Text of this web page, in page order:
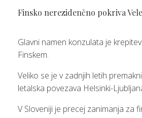
Finsko nerezidenčno pokriva
Glavni namen konzulata je
Finskem.
Veliko se je v zadnjih letih
letalska povezava Helsinki-
V Sloveniji je precej zanimanja za